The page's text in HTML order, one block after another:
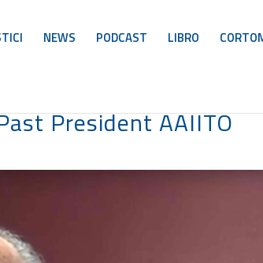
NEWS PODCAST LIBRO
President AAIITO